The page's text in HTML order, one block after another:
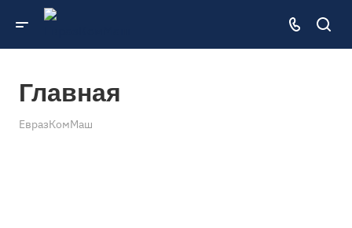
Главная
ЕвразКомМаш